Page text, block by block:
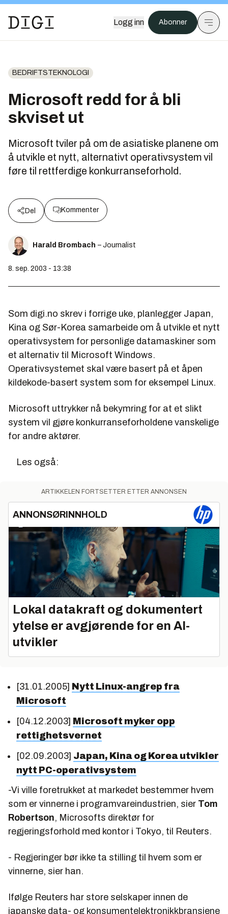
Logg inn Abonner
BEDRIFTSTEKNOLOGI
Microsoft redd for å bli
skviset ut
Microsoft tviler på om de asiatiske planene om
å utvikle et nytt, alternativt operativsystem vil
føre til rettferdige konkurranseforhold.
Del Kommenter
Harald Brombach – Journalist
8. sep. 2003 - 13:38
Som digi.no skrev i forrige uke, planlegger Japan,
Kina og Sør-Korea samarbeide om å utvikle et nytt
operativsystem for personlige datamaskiner som
et alternativ til Microsoft Windows.
Operativsystemet skal være basert på et åpen
kildekode-basert system som for eksempel Linux.
Microsoft uttrykker nå bekymring for at et slikt
system vil gjøre konkurranseforholdene vanskelige
for andre aktører.
Les også:
ARTIKKELEN FORTSETTER ETTER ANNONSEN
ANNONSØRINNHOLD
Lokal datakraft og dokumentert
ytelse er avgjørende for en AI-
utvikler
[31.01.2005] Nytt Linux-angrep fra
Microsoft
[04.12.2003] Microsoft myker opp
rettighetsvernet
[02.09.2003] Japan, Kina og Korea utvikler
nytt PC-operativsystem
-Vi ville foretrukket at markedet bestemmer hvem
som er vinnerne i programvareindustrien, sier Tom
Robertson, Microsofts direktør for
regjeringsforhold med kontor i Tokyo, til Reuters.
- Regjeringer bør ikke ta stilling til hvem som er
vinnerne, sier han.
Ifølge Reuters har store selskaper innen de
japanske data- og konsumentelektronikkbransjene